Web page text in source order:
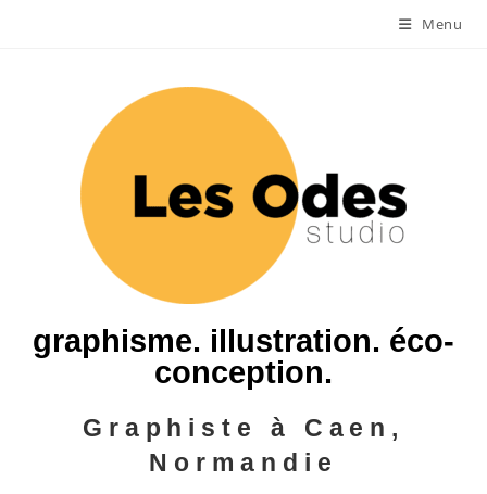
Menu
graphisme. illustration. éco-
conception.
Graphiste à Caen,
Normandie